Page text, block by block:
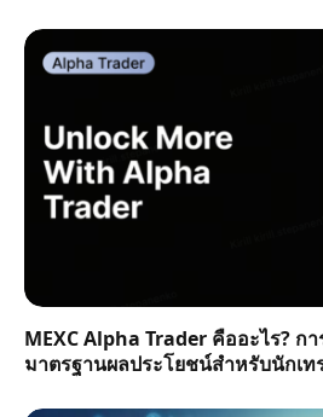
MEXC Alpha Trader คืออะไร?
มาตรฐานผลประโยชน์สำหรับนักเ